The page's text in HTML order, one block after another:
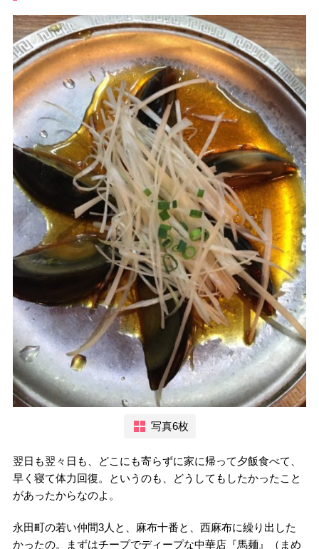
写真6枚
翌日も翌々日も、どこにも寄らずに家に帰って夕飯食べて、
早く寝て体力回復。というのも、どうしてもしたかったこと
があったからなのよ。
永田町の若い仲間3人と、麻布十番と、西麻布に繰り出した
かったの。まずはチープでディープな中華店『馬麺』（まめ